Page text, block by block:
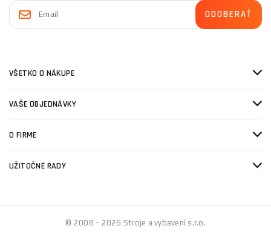
VŠETKO O NÁKUPE
VAŠE OBJEDNÁVKY
O FIRME
UŽITOČNÉ RADY
© 2008 - 2026 Stroje a vybavení s.r.o.